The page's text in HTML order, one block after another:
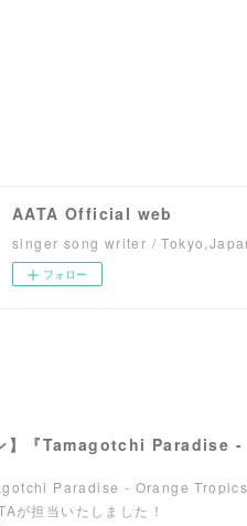
AATA Official web
singer song writer /
フォロー
Paradise - Orange
が担当いたしました！